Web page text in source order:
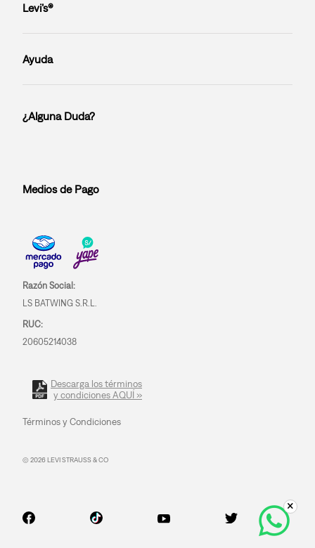
Levi’s®
Ayuda
¿Alguna Duda?
Medios de Pago
Razón Social:
LS BATWING S.R.L.
RUC:
20605214038
Descarga los términos
y condiciones AQUÍ »
Términos y Condiciones
© 2026 LEVI STRAUSS & CO